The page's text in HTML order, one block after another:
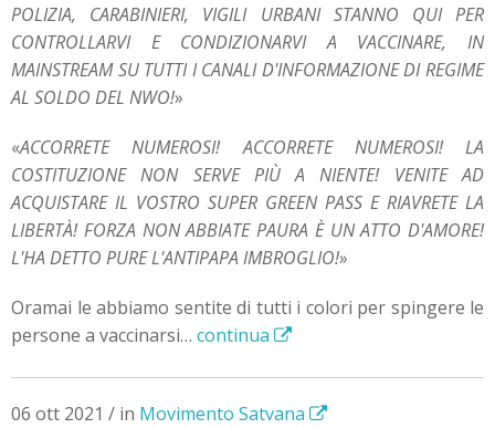
POLIZIA, CARABINIERI, VIGILI URBANI STANNO QUI PER
CONTROLLARVI E CONDIZIONARVI A VACCINARE, IN
MAINSTREAM SU TUTTI I CANALI D'INFORMAZIONE DI REGIME
AL SOLDO DEL NWO!»
«ACCORRETE NUMEROSI! ACCORRETE NUMEROSI! LA
COSTITUZIONE NON SERVE PIÙ A NIENTE! VENITE AD
ACQUISTARE IL VOSTRO SUPER GREEN PASS E RIAVRETE LA
LIBERTÀ! FORZA NON ABBIATE PAURA È UN ATTO D'AMORE!
L'HA DETTO PURE L'ANTIPAPA IMBROGLIO!»
Oramai le abbiamo sentite di tutti i colori per spingere le
persone a vaccinarsi… continua
06 ott 2021 / in Movimento Satvana